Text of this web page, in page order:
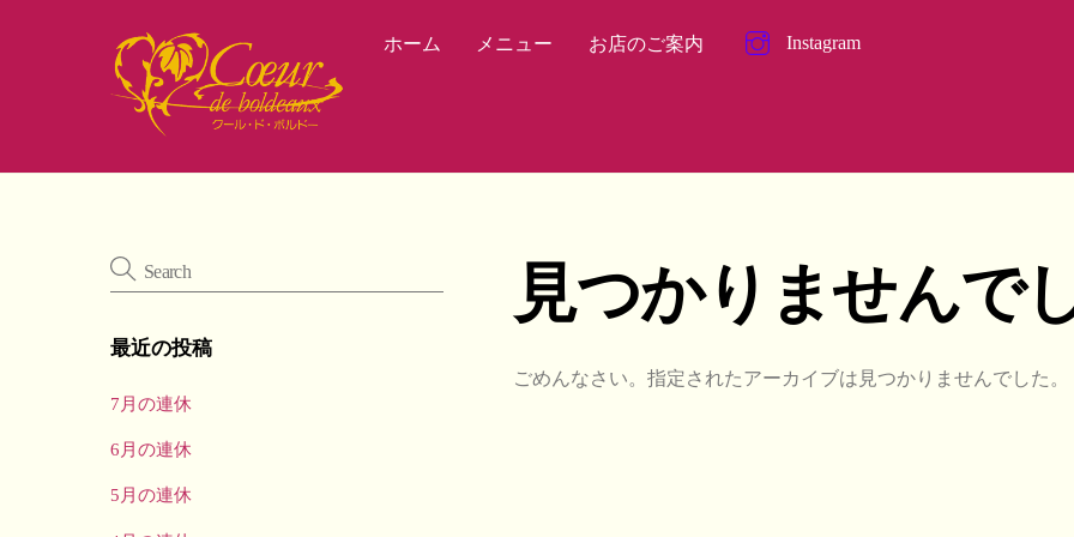
Instagram
ホーム メニュー お店のご案内
見つかりませんで
ごめんなさい。指定されたアーカイブは見つかりませんでした。
最近の投稿
7月の連休
6月の連休
5月の連休